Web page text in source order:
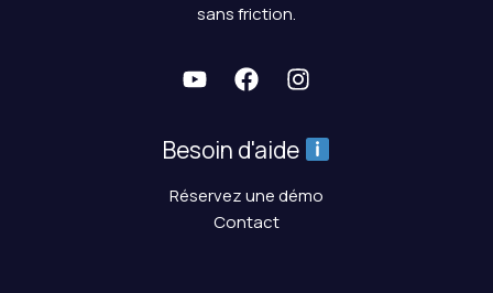
sans friction.
Besoin d'aide
Réservez une démo
Contact